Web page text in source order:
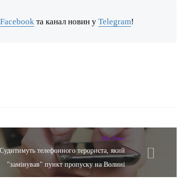
Facebook та канал новин уTelegram!
Hot News
Судитимуть телефонного терориста, який
"замінував" пункт пропуску на Волині